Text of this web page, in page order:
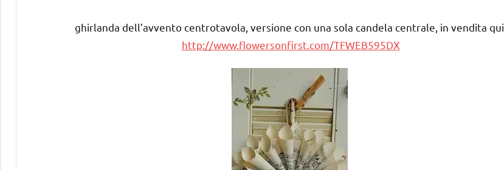
ghirlanda dell’avvento centrotavola, versione con una sola candela centrale, in vendita qui
http://www.flowersonfirst.com/TFWEB595DX